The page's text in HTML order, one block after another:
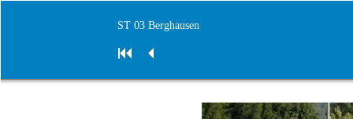
ST 03 Berghausen